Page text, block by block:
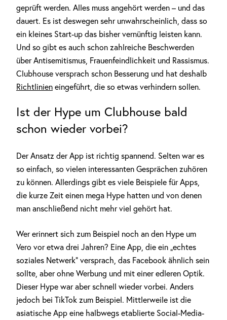
geprüft werden. Alles muss angehört werden – und das
dauert. Es ist deswegen sehr unwahrscheinlich, dass so
ein kleines Start-up das bisher vernünftig leisten kann.
Und so gibt es auch schon zahlreiche Beschwerden
über Antisemitismus, Frauenfeindlichkeit und Rassismus.
Clubhouse versprach schon Besserung und hat deshalb
Richtlinien eingeführt, die so etwas verhindern sollen.
Ist der Hype um Clubhouse bald
schon wieder vorbei?
Der Ansatz der App ist richtig spannend. Selten war es
so einfach, so vielen interessanten Gesprächen zuhören
zu können. Allerdings gibt es viele Beispiele für Apps,
die kurze Zeit einen mega Hype hatten und von denen
man anschließend nicht mehr viel gehört hat.
Wer erinnert sich zum Beispiel noch an den Hype um
Vero vor etwa drei Jahren? Eine App, die ein „echtes
soziales Netwerk“ versprach, das Facebook ähnlich sein
sollte, aber ohne Werbung und mit einer edleren Optik.
Dieser Hype war aber schnell wieder vorbei. Anders
jedoch bei TikTok zum Beispiel. Mittlerweile ist die
asiatische App eine halbwegs etablierte Social-Media-